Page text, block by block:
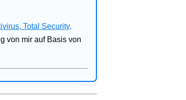
Total Security,
von mir auf Basis von